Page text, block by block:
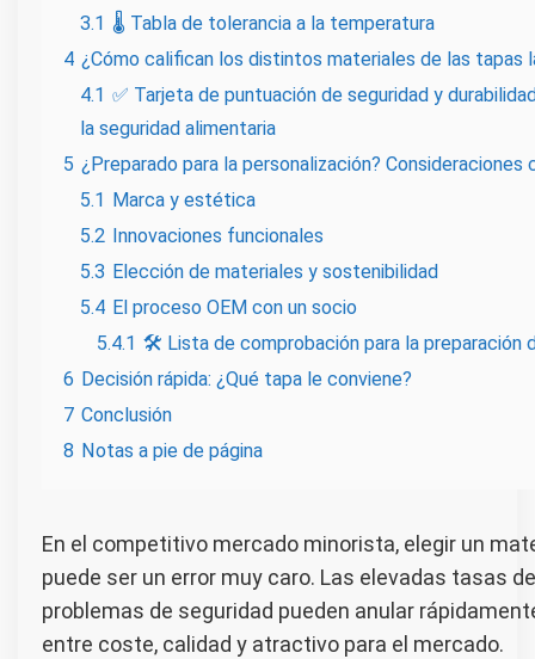
3.1 🌡️ Tabla de tolerancia a la temperatura
4 ¿Cómo califican los distintos materiales de las tapas
4.1 ✅ Tarjeta de puntuación de seguridad y
la seguridad alimentaria
5 ¿Preparado para la personalización? Consideraciones
5.1 Marca y estética
5.2 Innovaciones funcionales
5.3 Elección de materiales y sostenibilidad
5.4 El proceso OEM con un socio
5.4.1 🛠️ Lista de comprobación para la preparación
6 Decisión rápida: ¿Qué tapa le conviene?
7 Conclusión
8 Notas a pie de página
En el competitivo mercado minorista, elegir un
puede ser un error muy caro. Las elevadas tasas
problemas de seguridad pueden anular
entre coste, calidad y atractivo para el mercado.